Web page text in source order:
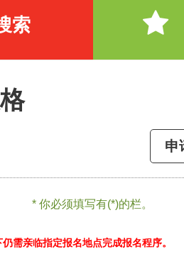
索
申
* 你必须填写有(*)的栏。
需亲临指定报名地点完成报名程序。